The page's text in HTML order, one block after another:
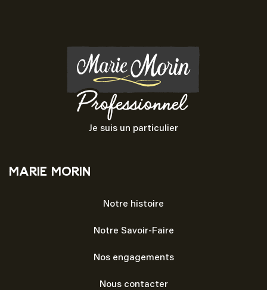
Je suis un particulier
Marie Morin
Notre histoire
Notre Savoir-Faire
Nos engagements
Nous contacter